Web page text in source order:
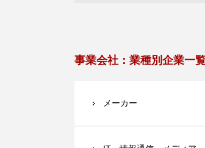
事業会社： 業種別企業一
メーカー